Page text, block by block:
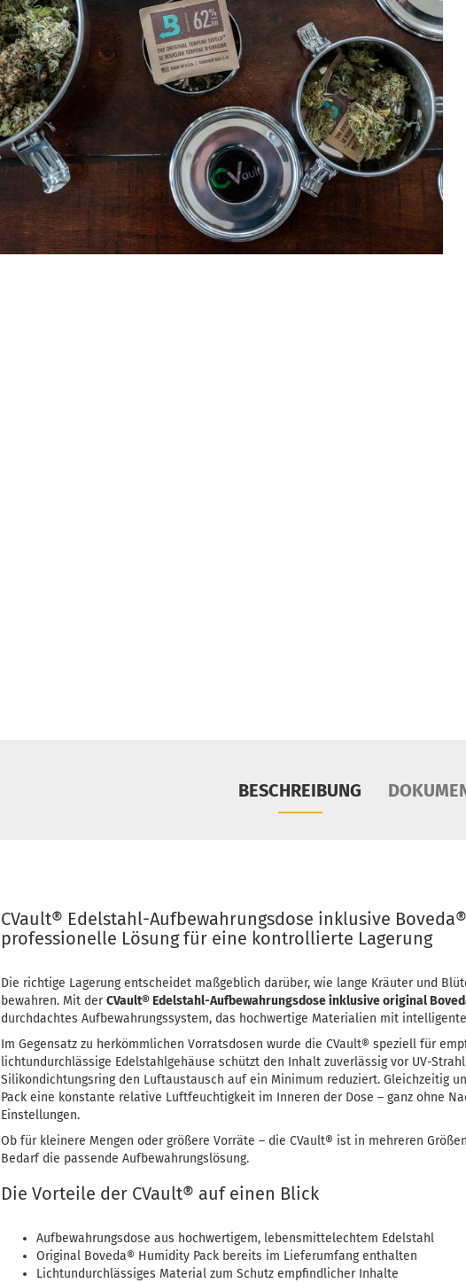
BESCHREIBUNG
CVault® Edelstahl-Aufbewahrungsdose inklusive
professionelle Lösung für eine kontrollierte Lagerung
Die richtige Lagerung entscheidet maßgeblich darüber, wie lange Kräuter und
bewahren. Mit derCVault® Edelstahl-Aufbewahrungsdose inklusive original
durchdachtes Aufbewahrungssystem, das hochwertige Materialien mit
Im Gegensatz zu herkömmlichen Vorratsdosen wurde die CVault® speziell für
lichtundurchlässige Edelstahlgehäuse schützt den Inhalt zuverlässig vor UV-
Silikondichtungsring den Luftaustausch auf ein Minimum reduziert. Gleichzeitig
Pack eine konstante relative Luftfeuchtigkeit im Inneren der Dose – ganz ohne
Einstellungen.
Ob für kleinere Mengen oder größere Vorräte – die CVault® ist in mehreren
Bedarf die passende Aufbewahrungslösung.
Die Vorteile der CVault® auf einen Blick
Aufbewahrungsdose aus hochwertigem, lebensmittelechtem Edelstahl
Original Boveda® Humidity Pack bereits im Lieferumfang enthalten
Lichtundurchlässiges Material zum Schutz empfindlicher Inhalte